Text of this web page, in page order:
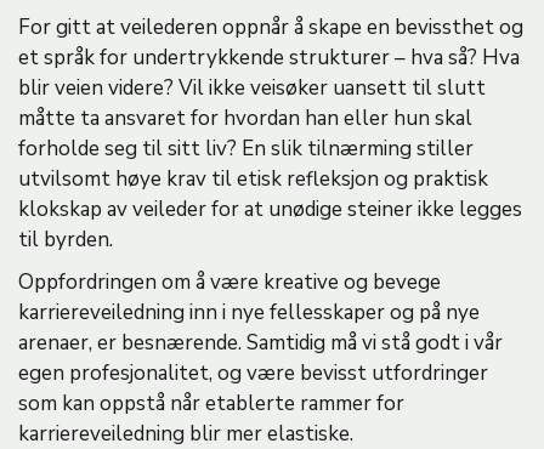
For gitt at veilederen oppnår å skape en bevissthet og
et språk for undertrykkende strukturer – hva så? Hva
blir veien videre? Vil ikke veisøker uansett til slutt
måtte ta ansvaret for hvordan han eller hun skal
forholde seg til sitt liv? En slik tilnærming stiller
utvilsomt høye krav til etisk refleksjon og praktisk
klokskap av veileder for at unødige steiner ikke legges
til byrden.
Oppfordringen om å være kreative og bevege
karriereveiledning inn i nye fellesskaper og på nye
arenaer, er besnærende. Samtidig må vi stå godt i vår
egen profesjonalitet, og være bevisst utfordringer
som kan oppstå når etablerte rammer for
karriereveiledning blir mer elastiske.